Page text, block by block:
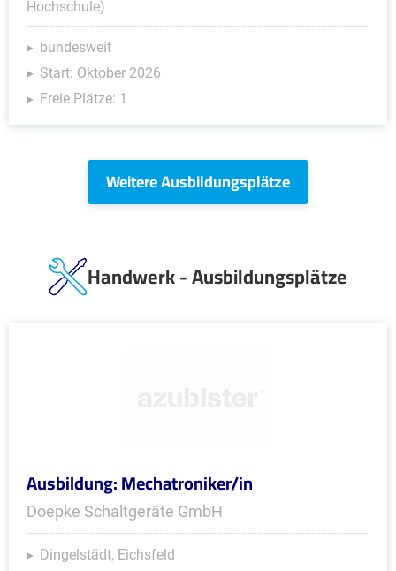
Hochschule)
bundesweit
Start: Oktober 2026
Freie Plätze: 1
Weitere Ausbildungsplätze
Handwerk - Ausbildungsplätze
Ausbildung: Mechatroniker/in
Doepke Schaltgeräte GmbH
Dingelstädt, Eichsfeld